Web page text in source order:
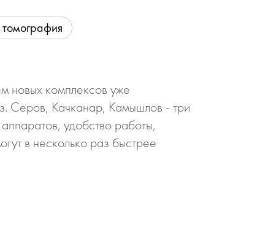
томография
новых комплексов уже
Серов, Качканар, Камышлов - три
удобство работы,
в несколько раз быстрее